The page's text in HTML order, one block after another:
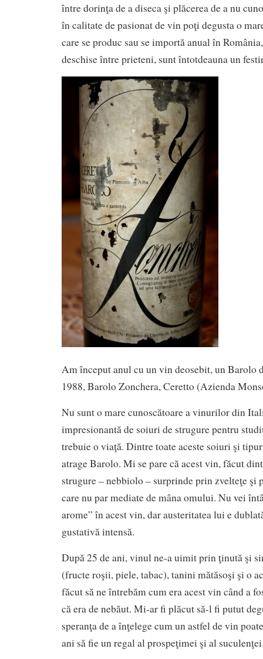
între dorinţa de a diseca şi plăcerea de a nu
în calitate de pasionat de vin poţi degusta o
care se produc sau se importă anual în
deschise între prieteni, sunt întotdeauna un
Am început anul cu un vin deosebit, un Barolo
1988, Barolo Zonchera, Ceretto (Azienda
Nu sunt o mare cunoscătoare a vinurilor din
impresionantă de soiuri de strugure pentru
trebuie o viaţă. Dintre toate aceste soiuri şi
atrage Barolo. Mi se pare că acest vin, făcut
strugure – nebbiolo – surprinde prin zvelteţe şi
care nu par mediate de mâna omului. Nu vei
arome” în acest vin, dar austeritatea lui e
gustativă intensă.
După 25 de ani, vinul ne-a uimit prin ţinută şi
(fructe roşii, piele, tabac), tanini mătăsoşi şi o
făcut să ne întrebăm cum era acest vin când a
că era de nebăut. Mi-ar fi plăcut să-l fi putut
speranţa de a înţelege cum un astfel de vin
ani să fie un regal al prospeţimei şi al